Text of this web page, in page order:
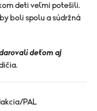
deti veľmi potešili.
boli spolu a súdržná
deťom aj
PAL